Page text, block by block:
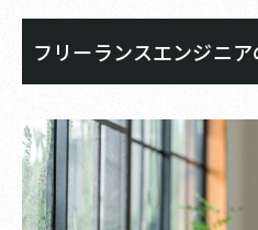
フリーランスエンジニ